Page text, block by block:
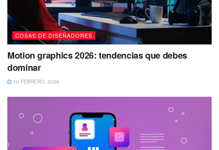
COSAS DE DISEÑADORES
Motion graphics 2026: tendencias que debes
dominar
10 FEBRERO, 2026